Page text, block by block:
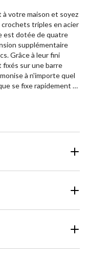
votre maison et soyez
triples en acier
est dotée de quatre
supplémentaire
Grâce à leur fini
sur une barre
à n'importe quel
se fixe rapidement et